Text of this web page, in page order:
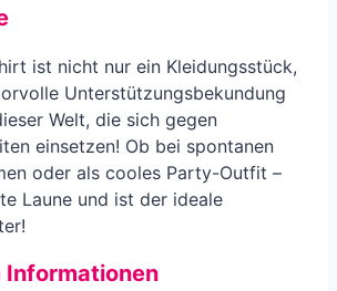
ist nicht nur ein Kleidungsstück,
Unterstützungsbekundung
Welt, die sich gegen
einsetzen! Ob bei spontanen
oder als cooles Party-Outfit –
Laune und ist der ideale
Informationen